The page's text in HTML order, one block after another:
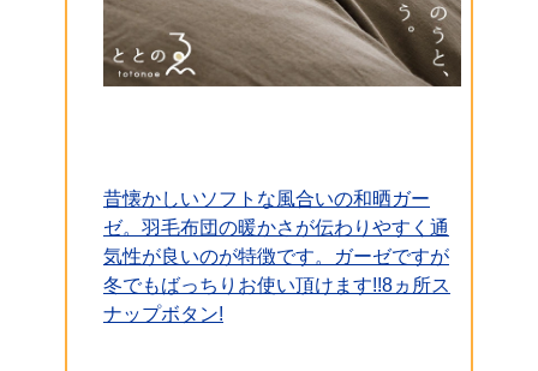
昔懐かしいソフトな風合いの和晒ガー
ゼ。羽毛布団の暖かさが伝わりやすく通
気性が良いのが特徴です。ガーゼですが
冬でもばっちりお使い頂けます!!8ヵ所ス
ナップボタン!